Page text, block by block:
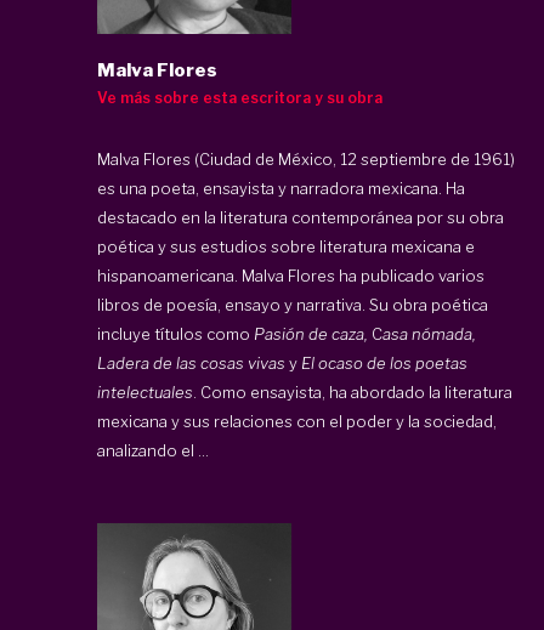
Malva Flores
Ve más sobre esta escritora y su obra
Malva Flores (Ciudad de México, 12 septiembre de 1961)
es una poeta, ensayista y narradora mexicana. Ha
destacado en la literatura contemporánea por su obra
poética y sus estudios sobre literatura mexicana e
hispanoamericana. Malva Flores ha publicado varios
libros de poesía, ensayo y narrativa. Su obra poética
incluye títulos como Pasión de caza, Casa nómada,
Ladera de las cosas vivas y El ocaso de los poetas
intelectuales . Como ensayista, ha abordado la literatura
mexicana y sus relaciones con el poder y la sociedad,
analizando el ...